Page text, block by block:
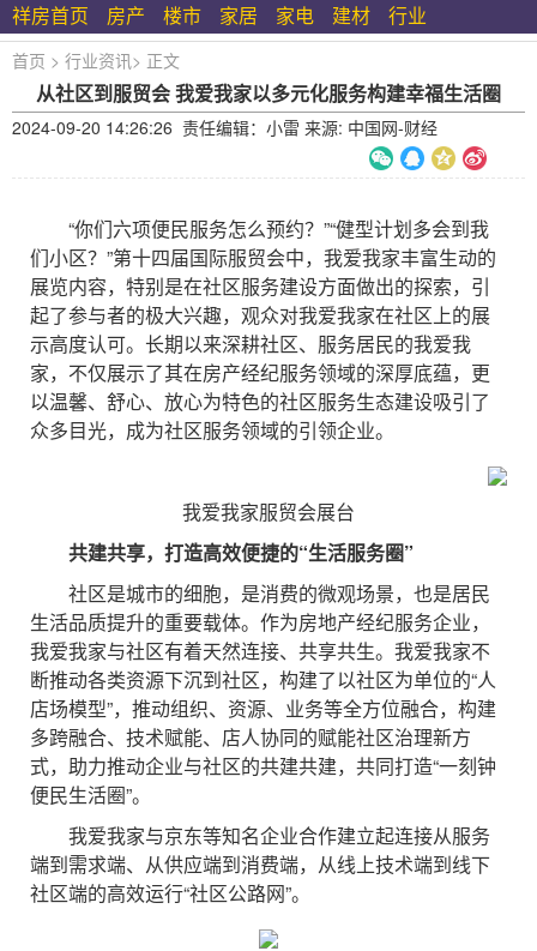
祥房首页 房产 楼市 家居 家电 建材 行业
首页 > 行业资讯> 正文
从社区到服贸会 我爱我家以多元化服务构建幸福生活圈
2024-09-20 14:26:26 责任编辑：小雷 来源: 中国网-财经
“你们六项便民服务怎么预约？”“健型计划多会到我
们小区？”第十四届国际服贸会中，我爱我家丰富生动的
展览内容，特别是在社区服务建设方面做出的探索，引
起了参与者的极大兴趣，观众对我爱我家在社区上的展
示高度认可。长期以来深耕社区、服务居民的我爱我
家，不仅展示了其在房产经纪服务领域的深厚底蕴，更
以温馨、舒心、放心为特色的社区服务生态建设吸引了
众多目光，成为社区服务领域的引领企业。
我爱我家服贸会展台
共建共享，打造高效便捷的“生活服务圈”
社区是城市的细胞，是消费的微观场景，也是居民
生活品质提升的重要载体。作为房地产经纪服务企业，
我爱我家与社区有着天然连接、共享共生。我爱我家不
断推动各类资源下沉到社区，构建了以社区为单位的“人
店场模型”，推动组织、资源、业务等全方位融合，构建
多跨融合、技术赋能、店人协同的赋能社区治理新方
式，助力推动企业与社区的共建共建，共同打造“一刻钟
便民生活圈”。
我爱我家与京东等知名企业合作建立起连接从服务
端到需求端、从供应端到消费端，从线上技术端到线下
社区端的高效运行“社区公路网”。